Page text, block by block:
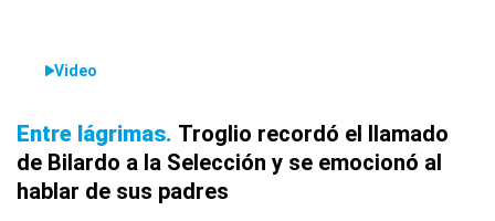
Video
Entre lágrimas Troglio recordó el llamado
de Bilardo a la Selección y se emocionó al
hablar de sus padres